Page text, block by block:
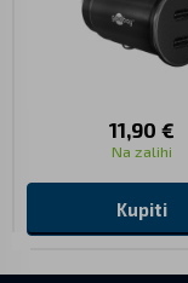
11,90 €
Na zalihi
Kupiti